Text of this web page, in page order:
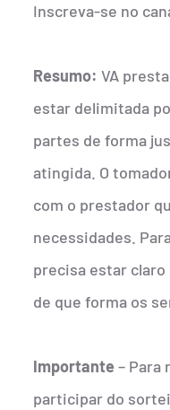
Inscreva-se no
Resumo:VA
estar delimitada
partes de forma
atingida. O
com o prestador
necessidades.
precisa estar claro
de que forma os
Importante – Para
participar do